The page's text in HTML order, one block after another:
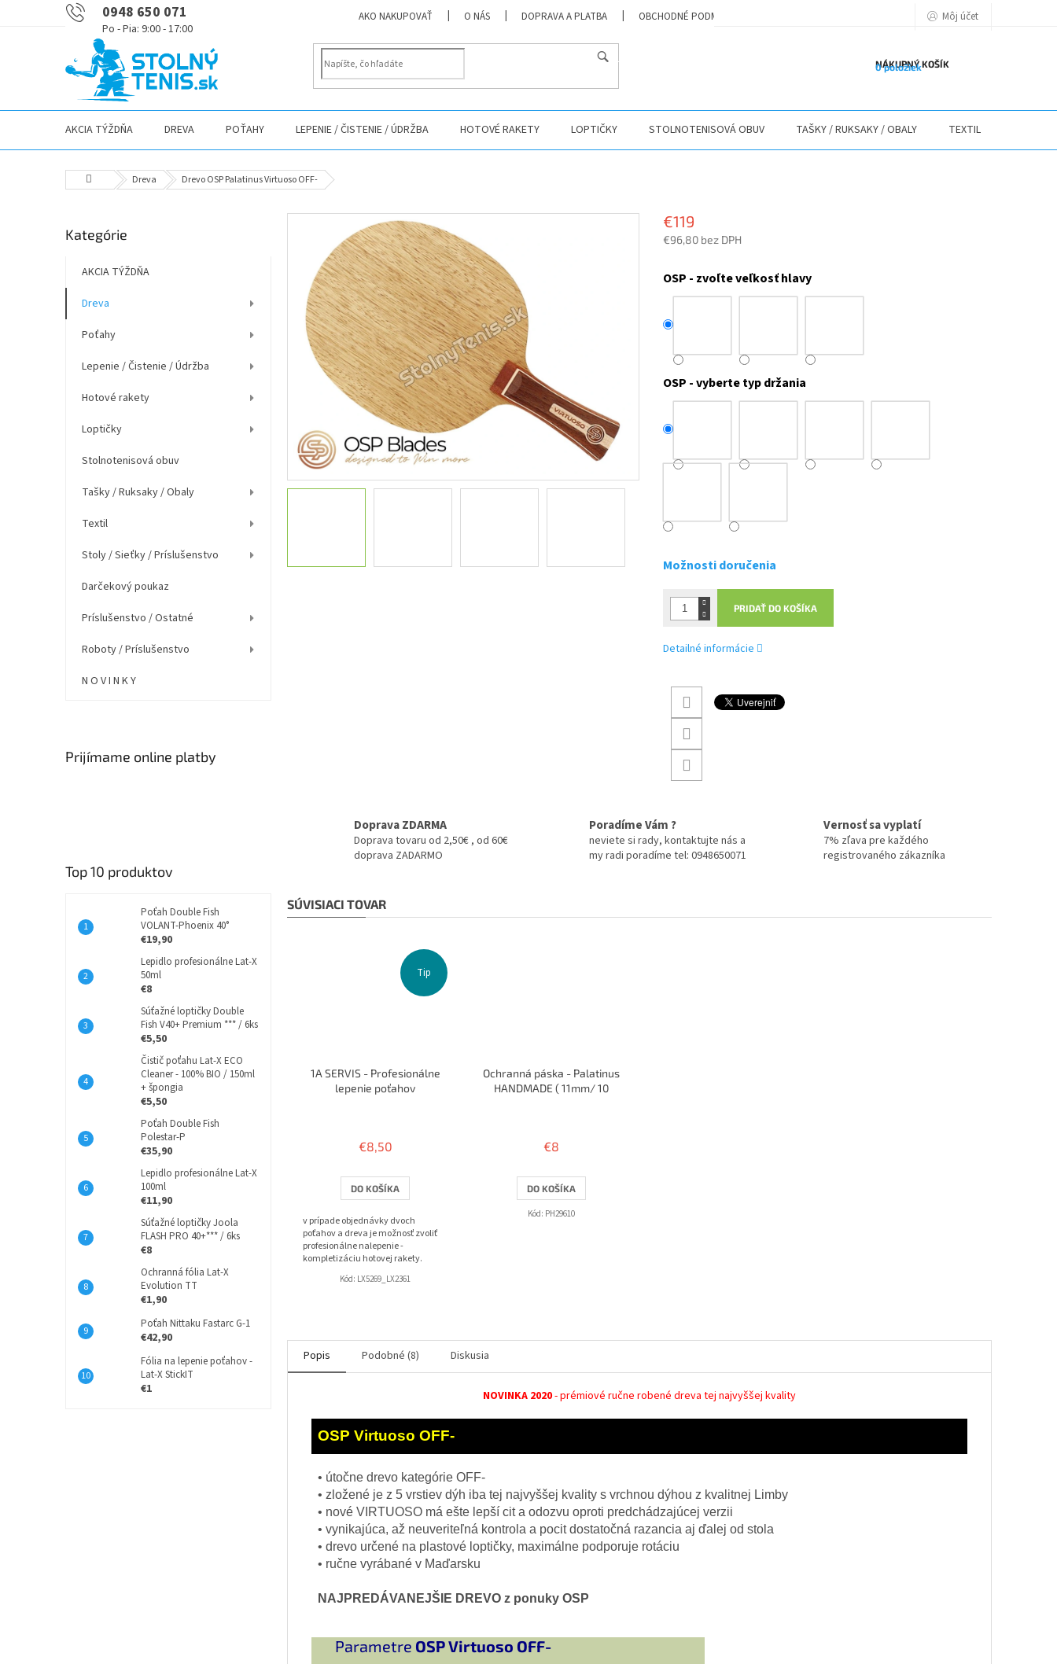
0948 650 071 AKO NAKUPOVAŤ O NÁS DOPRAVA A PLATBA OBCHODNÉ PODMIENKY PODMIENKY OCHRANY OSOBNÝCH ÚDAJOVMôj účet
NÁKUPNÝ KOŠÍK
0 položiek
AKCIA TÝŽDŇA DREVA POŤAHY LEPENIE / ČISTENIE / ÚDRŽBA HOTOVÉ RAKETY LOPTIČKY STOLNOTENISOVÁ OBUV TAŠKY / RUKSAKY / OBALY TEXTIL
DomovDreva Drevo OSP Palatinus Virtuoso OFF-
o
ý
a
Preskočiť
Kategórie
AKCIA TÝŽDŇA
Dreva
Poťahy
Lepenie / Čistenie / Údržba
Hotové rakety
Loptičky
Stolnotenisová obuv
Tašky / Ruksaky / Obaly
Textil
Stoly / Sieťky / Príslušenstvo
Darčekový poukaz
Príslušenstvo / Ostatné
Roboty / Príslušenstvo
N O V I N K Y
Prijímame online platby
Top 10 produktov
Poťah Double Fish
VOLANT-Phoenix 40°
€19,90
Lepidlo profesionálne Lat-X
50ml
€8
Súťažné loptičky Double
Fish V40+ Premium *** / 6ks
€5,50
Čistič poťahu Lat-X ECO
Cleaner - 100% BIO / 150ml
+ špongia
€5,50
Poťah Double Fish
Polestar-P
€35,90
Lepidlo profesionálne Lat-X
100ml
€11,90
Súťažné loptičky Joola
FLASH PRO 40+*** / 6ks
€8
Ochranná fólia Lat-X
Evolution TT
€1,90
Poťah Nittaku Fastarc G-1
€42,90
Fólia na lepenie poťahov -
Lat-X StickIT
€1
€119
€96,80 bez DPH
cena:
OSP - zvoľte veľkosť hlavy
OSP - vyberte typ držania
Možnosti doručenia
PRIDAŤ DO KOŠÍKA
Detailné informácie
Doprava ZDARMA
Doprava tovaru od 2,50€ , od 60€
doprava ZADARMO
Poradíme Vám ?
neviete si rady, kontaktujte nás a
my radi poradíme tel: 0948650071
Vernosť sa vyplatí
7% zľava pre každého
registrovaného zákazníka
SÚVISIACI TOVAR
Tip
1A SERVIS - Profesionálne
lepenie poťahov
produktu
je
z
5
hviezdičiek.
€8,50
DO KOŠÍKA
v prípade objednávky dvoch
poťahov a dreva je možnosť zvoliť
profesionálne nalepenie -
kompletizáciu hotovej rakety.
Kód: LX5269_LX2361
Ochranná páska - Palatinus
HANDMADE ( 11mm/ 10
€8
DO KOŠÍKA
Kód: PH29610
Popis Podobné (8) Diskusia
NOVINKA 2020- prémiové ručne robené dreva tej najvyššej kvality
OSP Virtuoso OFF-
• útočne drevo kategórie OFF-
• zložené je z 5 vrstiev dýh iba tej najvyššej kvality s vrchnou dýhou z kvalitnej Limby
• nové VIRTUOSO má ešte lepší cit a odozvu oproti predchádzajúcej verzii
• vynikajúca, až neuveriteľná kontrola a pocit dostatočná razancia aj ďalej od stola
• drevo určené na plastové loptičky, maximálne podporuje rotáciu
• ručne vyrábané v Maďarsku
NAJPREDÁVANEJŠIE DREVO z ponuky OSP
Parametre OSP Virtuoso OFF-